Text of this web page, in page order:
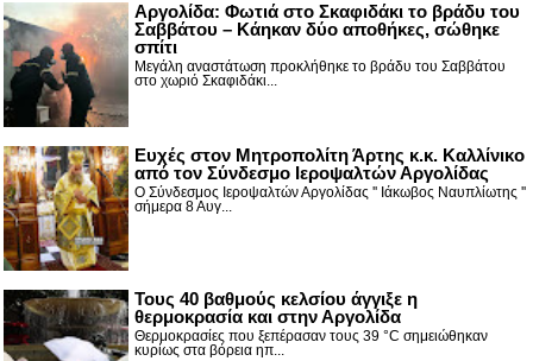
Αργολίδα: Φωτιά στο Σκαφιδάκι το βράδυ του
Σαββάτου – Κάηκαν δύο αποθήκες, σώθηκε
σπίτι
Μεγάλη αναστάτωση προκλήθηκε το βράδυ του Σαββάτου
στο χωριό Σκαφιδάκι...
Ευχές στον Μητροπολίτη Άρτης κ.κ. Καλλίνικο
από τον Σύνδεσμο Ιεροψαλτών Αργολίδας
Ο Σύνδεσμος Ιεροψαλτών Αργολίδας '' Ιάκωβος Ναυπλίωτης ''
σήμερα 8 Αυγ...
Τους 40 βαθμούς κελσίου άγγιξε η
θερμοκρασία και στην Αργολίδα
Θερμοκρασίες που ξεπέρασαν τους 39 °C σημειώθηκαν
κυρίως στα βόρεια ηπ...